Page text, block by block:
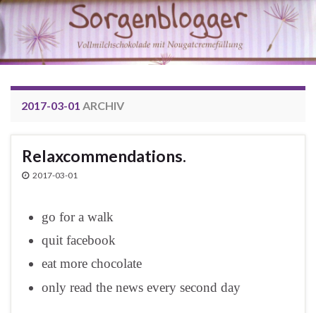
2017-03-01 ARCHIV
Relaxcommendations.
2017-03-01
go for a walk
quit facebook
eat more chocolate
only read the news every second day